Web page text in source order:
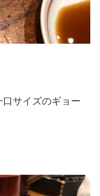
サイズのギョー